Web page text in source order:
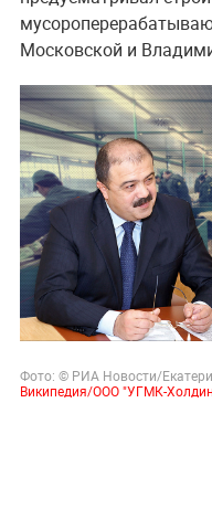
Московской и
Фото: © РИА Новости/
Википедия/ООО "УГМК-